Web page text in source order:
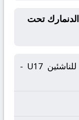
بطاقة المباراة فرنسا تحت 17 Vs الدنمارك تحت
أوروبا, بطولة أوربا للناشئين U17 -